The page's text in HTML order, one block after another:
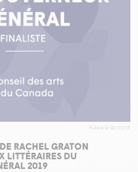
Publié le 02/10/19
RACHEL GRATON
LITTÉRAIRES DU
2019